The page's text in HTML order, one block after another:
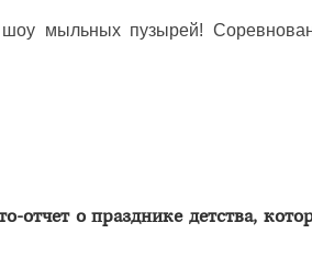
мыльных пузырей!
отчето празднике детства,